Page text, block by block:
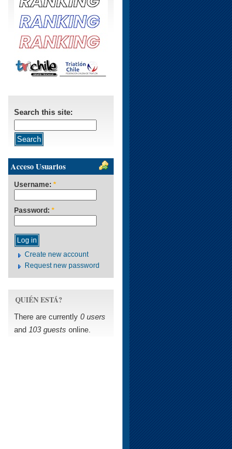
Search this site:
Acceso Usuarios
Username: *
Password: *
Create new account
Request new password
QUIÉN ESTÁ?
There are currently 0 users
and 103 guests online.